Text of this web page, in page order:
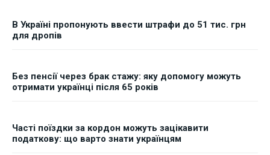
В Україні пропонують ввести штрафи до 51 тис. грн
для дропів
Без пенсії через брак стажу: яку допомогу можуть
отримати українці після 65 років
Часті поїздки за кордон можуть зацікавити
податкову: що варто знати українцям